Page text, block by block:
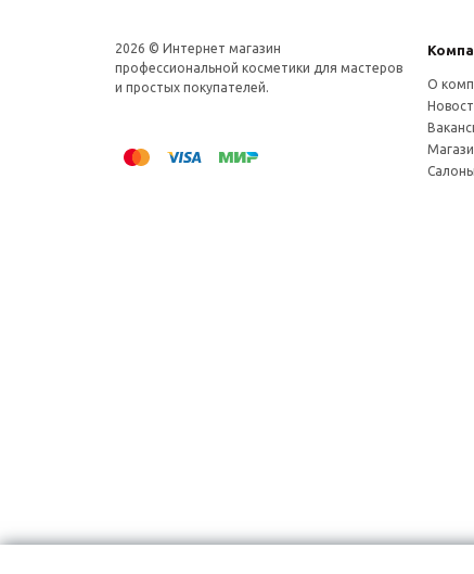
2026 © Интернет магазин
профеcсиональной косметики для мастеров
и простых покупателей.
О